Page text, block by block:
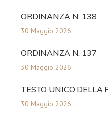
ORDINANZA N. 138
30 Maggio 2026
ORDINANZA N. 137
30 Maggio 2026
TESTO UNICO DELLA
30 Maggio 2026